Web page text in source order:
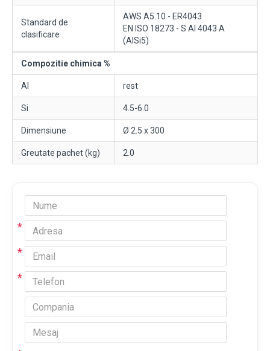
Standard de
clasificare
AWS A5.10 - ER4043
EN ISO 18273 - S Al 4043 A
(AlSi5)
Compozitie chimica %
Al rest
Si 4.5-6.0
Dimensiune Ø 2.5 x 300
Greutate pachet (kg) 2.0